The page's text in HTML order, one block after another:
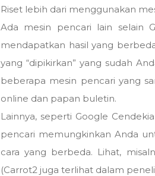
Riset lebih dari menggunakan
Ada mesin pencari lain selain
mendapatkan hasil yang
yang “dipikirkan” yang sudah
beberapa mesin pencari yang
online dan papan buletin.
Lainnya, seperti Google
pencari memungkinkan Anda
cara yang berbeda. Lihat,
(Carrot2 juga terlihat dalam